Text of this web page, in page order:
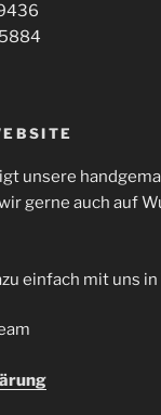
unsere
gerne auch auf
einfach mit uns